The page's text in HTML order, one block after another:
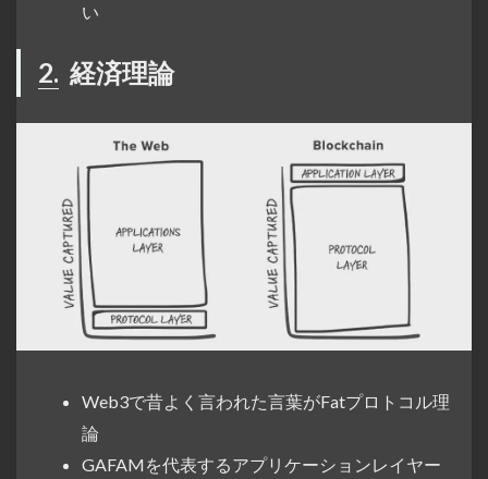
い
2. 経済理論
Web3で昔よく言われた言葉がFatプロトコル理
論
GAFAMを代表するアプリケーションレイヤー